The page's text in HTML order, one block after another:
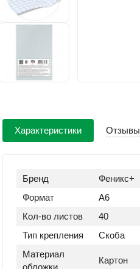
Характеристики Отзывы
Бренд
Феникс+
Формат
А6
Кол-во листов
40
Тип крепления
Скоба
Материал
обложки
Картон